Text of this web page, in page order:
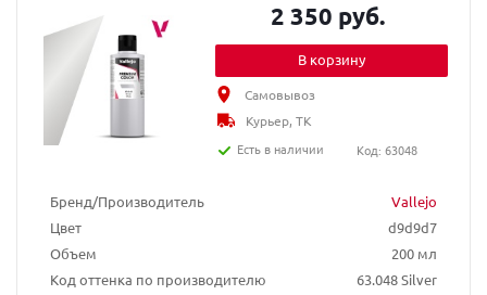
Бренд/Производитель
Vallejo
Цвет
d9d9d7
Объем
200 мл
Код оттенка по производителю
63.048 Silver
2 350 руб.
В корзину
Самовывоз
Курьер, ТК
Есть в наличии
Код: 63048